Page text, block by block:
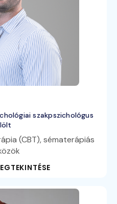
szakpszichológus
(CBT), sématerápiás